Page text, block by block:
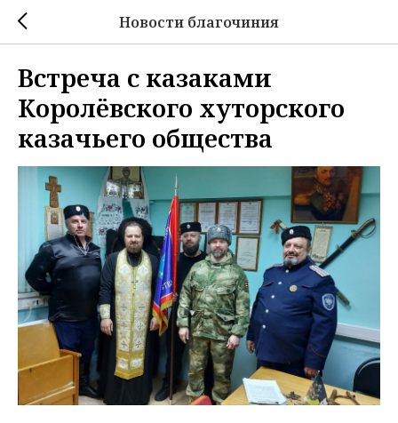
Новости благочиния
Встреча с казаками
Королёвского хуторского
казачьего общества